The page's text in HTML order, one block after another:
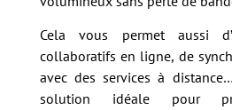
Cela vous permet aussi
collaboratifs en ligne, de
avec des services à
solution idéale pour